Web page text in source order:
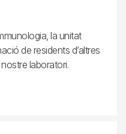
la unitat
de residents d’altres
laboratori.